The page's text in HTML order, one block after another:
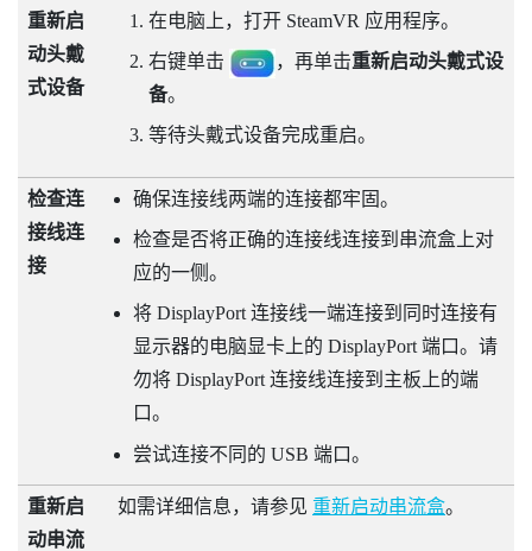
重新启
动头戴
式设备
在电脑上，打开 SteamVR 应用程序。
右键单击 ，再单击重新启动头戴式设
备。
等待头戴式设备完成重启。
检查连
接线连
接
确保连接线两端的连接都牢固。
检查是否将正确的连接线连接到串流盒上对
应的一侧。
将 DisplayPort连接线一端连接到同时连接有
显示器的电脑显卡上的 DisplayPort端口。请
勿将 DisplayPort连接线连接到主板上的端
口。
尝试连接不同的 USB 端口。
重新启
动串流
如需详细信息，请参见 重新启动串流盒。